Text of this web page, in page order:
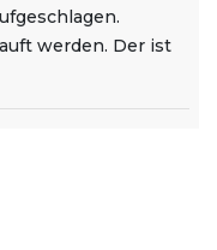
werden. Der ist